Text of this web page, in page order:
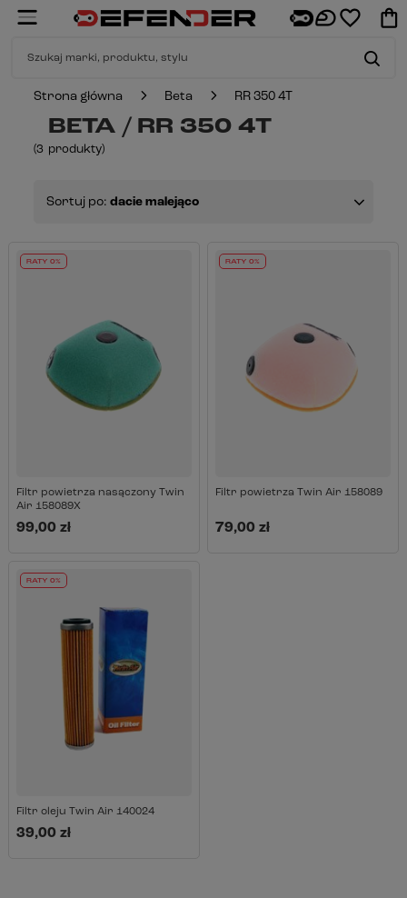
Strona główna Beta RR 350 4T
BETA / RR 350 4T
(3 produkty)
Sortuj po: dacie malejąco
RATY 0%
Filtr powietrza nasączony Twin
Air 158089X
99,00 zł
RATY 0%
Filtr powietrza Twin Air 158089
79,00 zł
RATY 0%
Filtr oleju Twin Air 140024
39,00 zł